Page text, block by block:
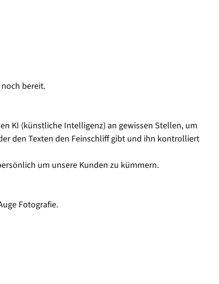
bereit.
KI (künstliche Intelligenz) an gewissen Stellen, um
den Texten den Feinschliff gibt und ihn kontrolliert
um unsere Kunden zu kümmern.
Fotografie.